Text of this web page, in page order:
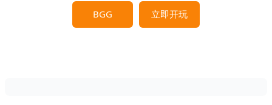
BGG 立即开玩